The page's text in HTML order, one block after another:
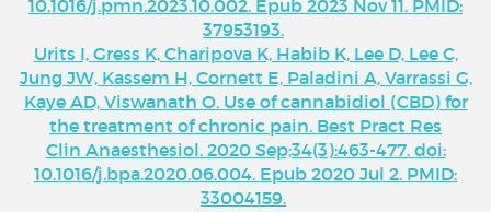
10.1016/j.pmn.2023.10.002. Epub 2023 Nov 11. PMID:
37953193.
Urits I, Gress K, Charipova K, Habib K, Lee D, Lee C,
Jung JW, Kassem H, Cornett E, Paladini A, Varrassi G,
Kaye AD, Viswanath O. Use of cannabidiol (CBD) for
the treatment of chronic pain. Best Pract Res
Clin Anaesthesiol. 2020 Sep;34(3):463-477. doi:
10.1016/j.bpa.2020.06.004. Epub 2020 Jul 2. PMID:
33004159.